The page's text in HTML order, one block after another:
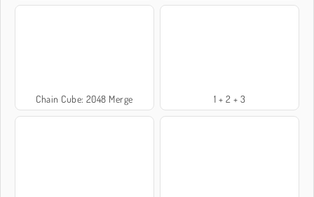
Chain Cube: 2048 Merge 1 + 2 + 3